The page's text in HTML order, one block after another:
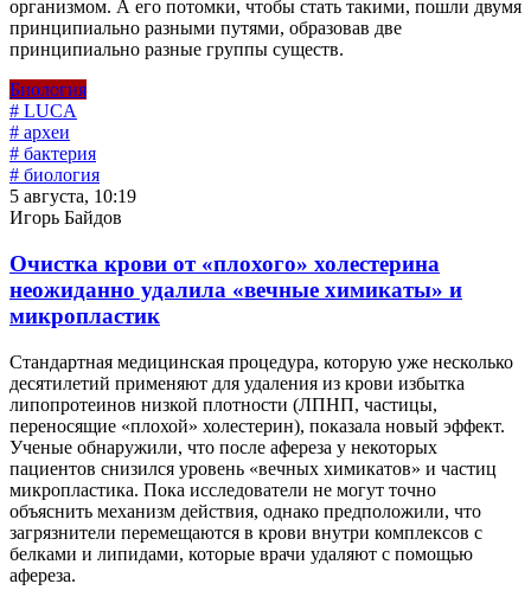
организмом. А его потомки, чтобы стать такими, пошли двумя
принципиально разными путями, образовав две
принципиально разные группы существ.
Биология
# LUCA
# археи
# бактерия
# биология
5 августа, 10:19
Игорь Байдов
Очистка крови от «плохого» холестерина
неожиданно удалила «вечные химикаты» и
микропластик
Стандартная медицинская процедура, которую уже несколько
десятилетий применяют для удаления из крови избытка
липопротеинов низкой плотности (ЛПНП, частицы,
переносящие «плохой» холестерин), показала новый эффект.
Ученые обнаружили, что после афереза у некоторых
пациентов снизился уровень «вечных химикатов» и частиц
микропластика. Пока исследователи не могут точно
объяснить механизм действия, однако предположили, что
загрязнители перемещаются в крови внутри комплексов с
белками и липидами, которые врачи удаляют с помощью
афереза.